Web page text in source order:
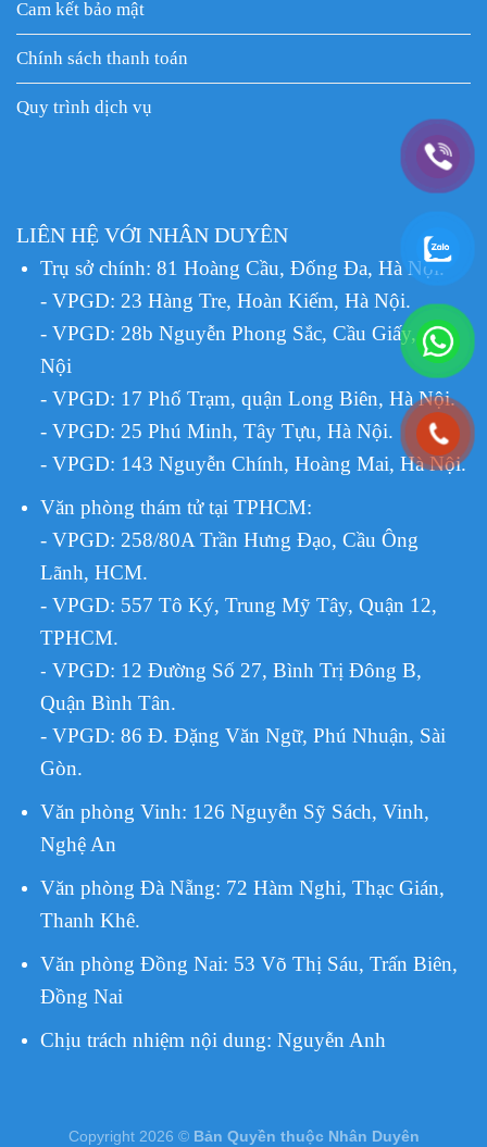
Cam kết bảo mật
Chính sách thanh toán
Quy trình dịch vụ
LIÊN HỆ VỚI NHÂN DUYÊN
Trụ sở chính: 81 Hoàng Cầu, Đống Đa, Hà Nội.
- VPGD: 23 Hàng Tre, Hoàn Kiếm, Hà Nội.
- VPGD: 28b Nguyễn Phong Sắc, Cầu Giấy, Hà
Nội
- VPGD: 17 Phố Trạm, quận Long Biên, Hà Nội.
- VPGD: 25 Phú Minh, Tây Tựu, Hà Nội.
- VPGD: 143 Nguyễn Chính, Hoàng Mai, Hà Nội.
Văn phòng thám tử tại TPHCM:
- VPGD: 258/80A Trần Hưng Đạo, Cầu Ông
Lãnh, HCM.
- VPGD: 557 Tô Ký, Trung Mỹ Tây, Quận 12,
TPHCM.
- VPGD: 12 Đường Số 27, Bình Trị Đông B,
Quận Bình Tân.
- VPGD: 86 Đ. Đặng Văn Ngữ, Phú Nhuận, Sài
Gòn.
Văn phòng Vinh: 126 Nguyễn Sỹ Sách, Vinh,
Nghệ An
Văn phòng Đà Nẵng: 72 Hàm Nghi, Thạc Gián,
Thanh Khê.
Văn phòng Đồng Nai: 53 Võ Thị Sáu, Trấn Biên,
Đồng Nai
Chịu trách nhiệm nội dung: Nguyễn Anh
Copyright 2026 © Bản Quyền thuộc Nhân Duyên